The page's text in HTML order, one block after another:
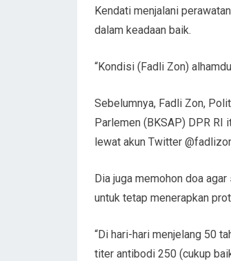
Kendati menjalani
dalam keadaan baik.
“Kondisi (Fadli Zon)
Sebelumnya, Fadli Zon,
Parlemen (BKSAP) DPR
lewat akun Twitter
Dia juga memohon doa
untuk tetap menerapkan
“Di hari-hari menjelang 50
titer antibodi 250 (cukup